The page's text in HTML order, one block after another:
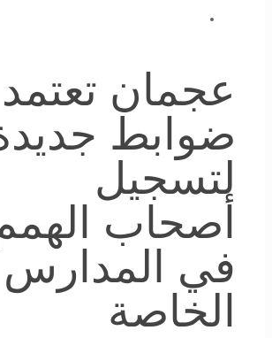
عجمان تعتمد
ضوابط
لتسجيل
أصحاب
في المدارس
الخاصة